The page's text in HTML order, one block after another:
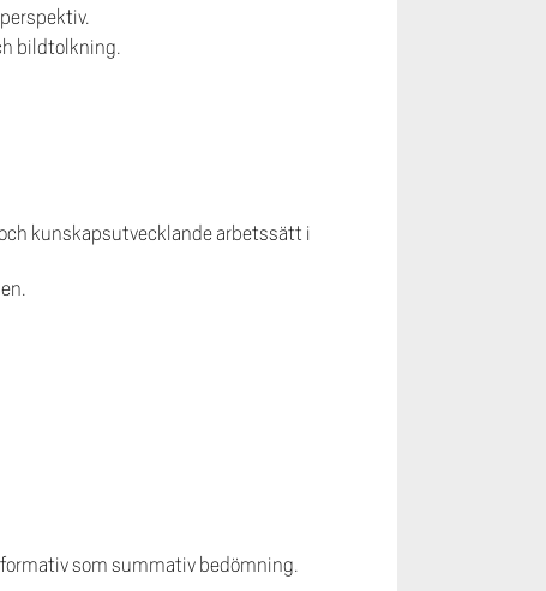
bildtolkning.
kunskapsutvecklande arbetssätt i
som summativ bedömning.